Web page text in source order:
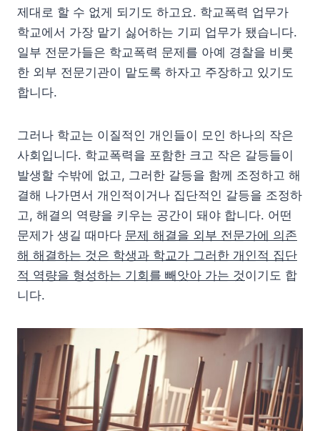
제대로 할 수 없게 되기도 하고요. 학교폭력 업무가
학교에서 가장 맡기 싫어하는 기피 업무가 됐습니다.
일부 전문가들은 학교폭력 문제를 아예 경찰을 비롯
한 외부 전문기관이 맡도록 하자고 주장하고 있기도
합니다.
그러나 학교는 이질적인 개인들이 모인 하나의 작은
사회입니다. 학교폭력을 포함한 크고 작은 갈등들이
발생할 수밖에 없고, 그러한 갈등을 함께 조정하고 해
결해 나가면서 개인적이거나 집단적인 갈등을 조정하
고, 해결의 역량을 키우는 공간이 돼야 합니다. 어떤
문제가 생길 때마다 문제 해결을 외부 전문가에 의존
해 해결하는 것은 학생과 학교가 그러한 개인적 집단
적 역량을 형성하는 기회를 빼앗아 가는 것이기도 합
니다.